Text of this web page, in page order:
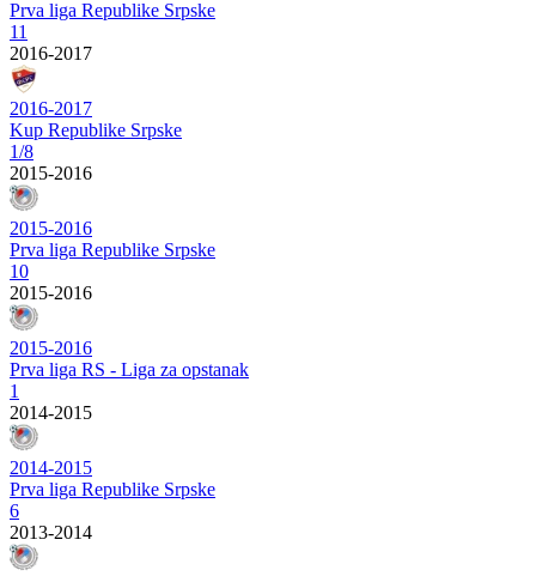
Prva liga Republike Srpske
11
2016-2017
2016-2017
Kup Republike Srpske
1/8
2015-2016
2015-2016
Prva liga Republike Srpske
10
2015-2016
2015-2016
Prva liga RS - Liga za opstanak
1
2014-2015
2014-2015
Prva liga Republike Srpske
6
2013-2014